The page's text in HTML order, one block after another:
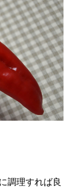
調理すれば良